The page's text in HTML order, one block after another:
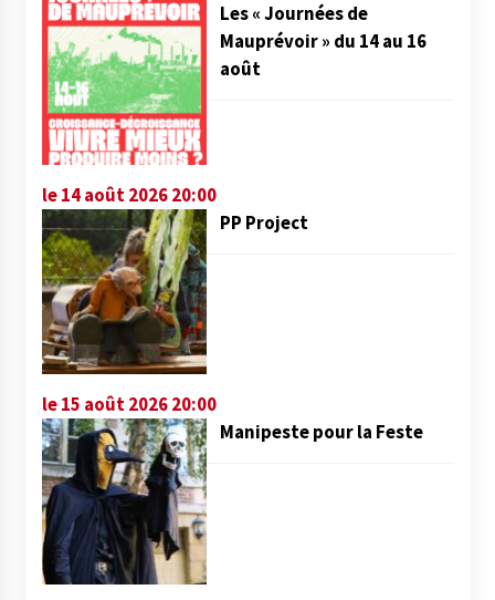
Les « Journées de
Mauprévoir » du 14 au 16
août
le 14 août 2026 20:00
PP Project
le 15 août 2026 20:00
Manipeste pour la Feste